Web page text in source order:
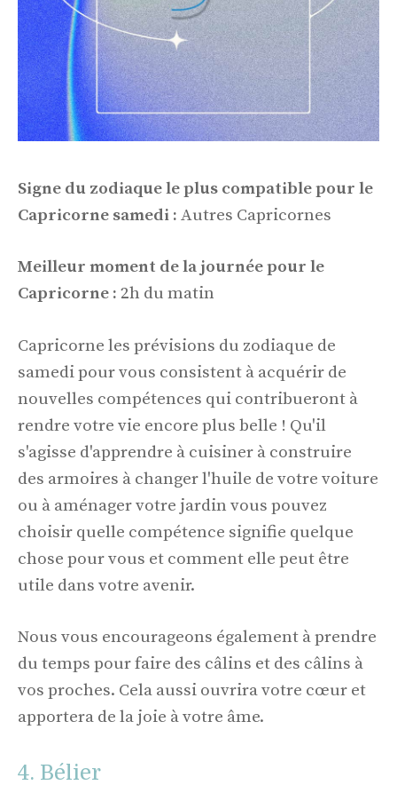
Signe du zodiaque le plus compatible pour le
Capricorne samedi : Autres Capricornes
Meilleur moment de la journée pour le
Capricorne : 2h du matin
Capricorne les prévisions du zodiaque de
samedi pour vous consistent à acquérir de
nouvelles compétences qui contribueront à
rendre votre vie encore plus belle ! Qu'il
s'agisse d'apprendre à cuisiner à construire
des armoires à changer l'huile de votre voiture
ou à aménager votre jardin vous pouvez
choisir quelle compétence signifie quelque
chose pour vous et comment elle peut être
utile dans votre avenir.
Nous vous encourageons également à prendre
du temps pour faire des câlins et des câlins à
vos proches. Cela aussi ouvrira votre cœur et
apportera de la joie à votre âme.
4. Bélier